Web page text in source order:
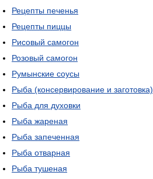
Рецепты печенья
Рецепты пиццы
Рисовый самогон
Розовый самогон
Румынские соусы
Рыба (консервирование и заготовка)
Рыба для духовки
Рыба жареная
Рыба запеченная
Рыба отварная
Рыба тушеная